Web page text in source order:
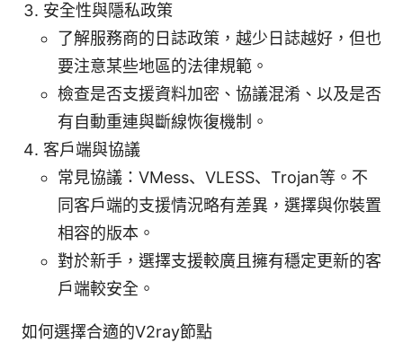
安全性與隱私政策
了解服務商的日誌政策，越少日誌越好，但也
要注意某些地區的法律規範。
檢查是否支援資料加密、協議混淆、以及是否
有自動重連與斷線恢復機制。
客戶端與協議
常見協議：VMess、VLESS、Trojan等。不
同客戶端的支援情況略有差異，選擇與你裝置
相容的版本。
對於新手，選擇支援較廣且擁有穩定更新的客
戶端較安全。
如何選擇合適的V2ray節點